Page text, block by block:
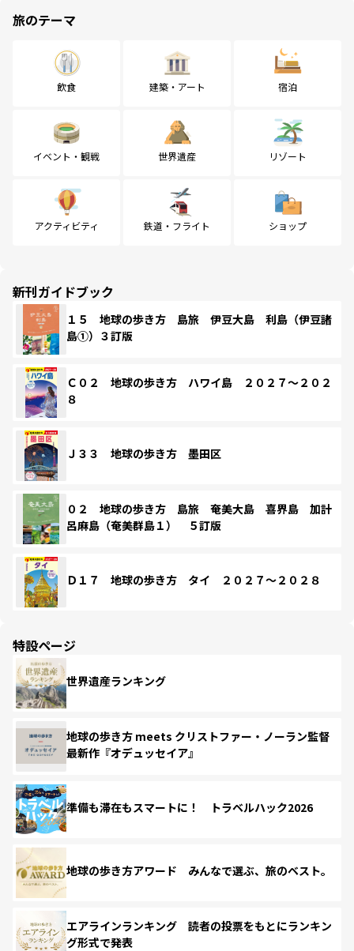
旅のテーマ
飲食 建築・アート 宿泊
イベント・観戦 世界遺産 リゾート
アクティビティ 鉄道・フライト ショップ
新刊ガイドブック
１５ 地球の歩き方 島旅 伊豆大島 利島（伊豆諸
島①）３訂版
Ｃ０２ 地球の歩き方 ハワイ島 ２０２７～２０２
８
Ｊ３３ 地球の歩き方 墨田区
０２ 地球の歩き方 島旅 奄美大島 喜界島 加計
呂麻島（奄美群島１） ５訂版
Ｄ１７ 地球の歩き方 タイ ２０２７～２０２８
特設ページ
世界遺産ランキング
地球の歩き方 meets クリストファー・ノーラン監督
最新作『オデュッセイア』
準備も滞在もスマートに！ トラベルハック2026
地球の歩き方アワード みんなで選ぶ、旅のベスト。
エアラインランキング 読者の投票をもとにランキン
グ形式で発表